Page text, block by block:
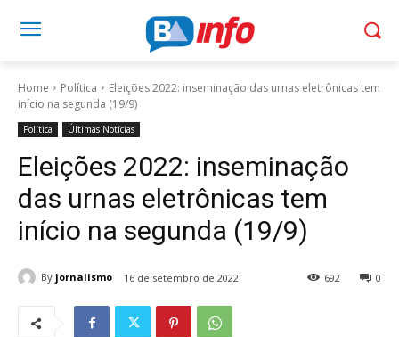
Home Política
Eleições 2022: inseminação das urnas eletrônicas tem
início na segunda (19/9)
Política Últimas Notícias
Eleições 2022: inseminação
das urnas eletrônicas tem
início na segunda (19/9)
By jornalismo 16 de setembro de 2022 0
692